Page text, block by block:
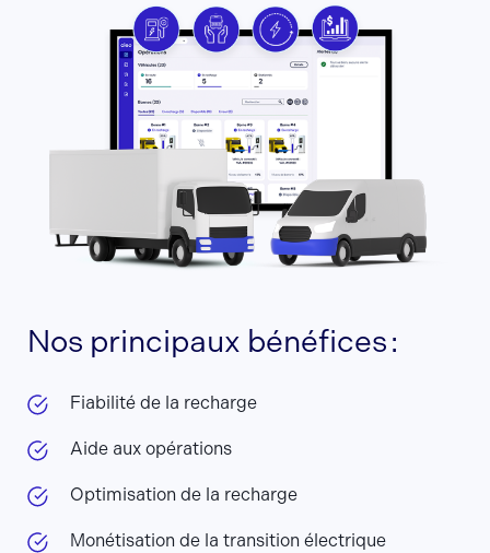
Nos principaux bénéfices :
Fiabilité de la recharge
Aide aux opérations
Optimisation de la recharge
Monétisation de la transition électrique